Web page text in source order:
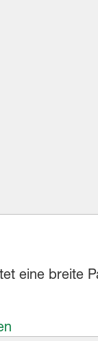
eine breite